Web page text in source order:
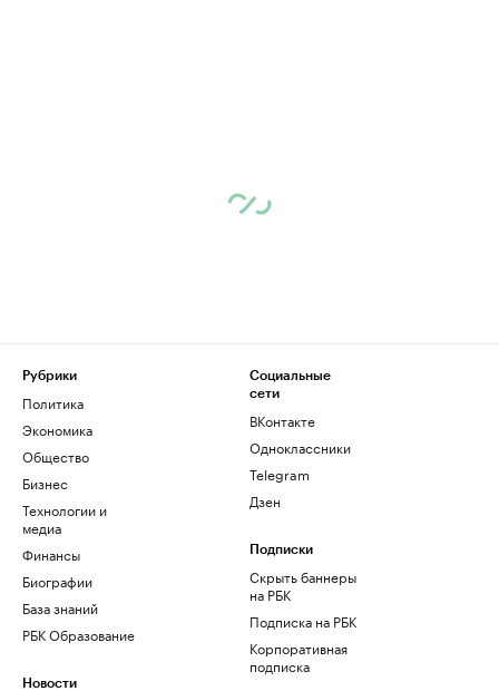
Рубрики
Политика
Экономика
Общество
Бизнес
Технологии и
медиа
Финансы
Биографии
База знаний
РБК Образование
Новости
Социальные
сети
ВКонтакте
Одноклассники
Telegram
Дзен
Подписки
Скрыть баннеры
на РБК
Подписка на РБК
Корпоративная
подписка